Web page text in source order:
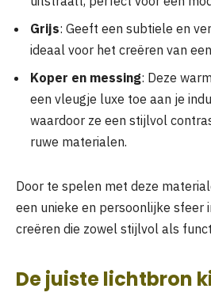
Grijs: Geeft een subtiele en
ideaal voor het creëren van
Koper en messing: Deze
een vleugje luxe toe aan je
waardoor ze een stijlvol
ruwe materialen.
Door te spelen met deze
een unieke en persoonlijke sfeer
creëren die zowel stijlvol als
De juiste lichtbron